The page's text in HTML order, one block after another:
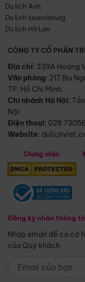
Du lịch Anh
Du lịch luxembourg
Du lịch Hà Lan
CÔNG TY CỔ PHẦN
Địa chỉ: 239A Hoàng
Văn phòng: 217 Bis
TP. Hồ Chí Minh.
Chi nhánh Hà Nội:
Nội
Điện thoại: 028
Website:
Chứng nhận
Đăng ký nhận thông
Nhập email để có cơ
của Quý khách